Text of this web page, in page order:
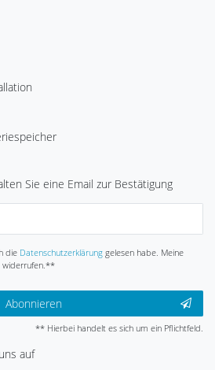
Sie eine Email zur Bestätigung
die Daten­schutz­erklärunggelesen habe. Meine
widerrufen.**
Abonnieren
** Hierbei handelt es sich um ein Pflichtfeld.
auf